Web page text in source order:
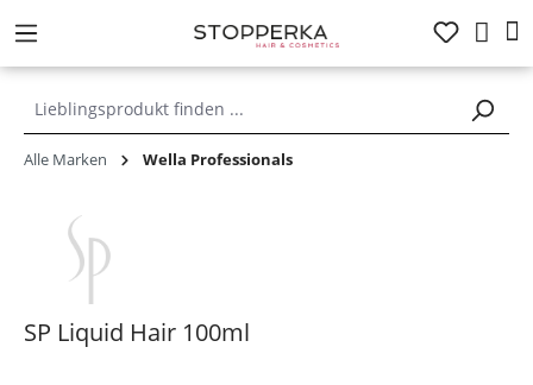
springen
Alle Marken Wella Professionals
SP Liquid Hair 100ml